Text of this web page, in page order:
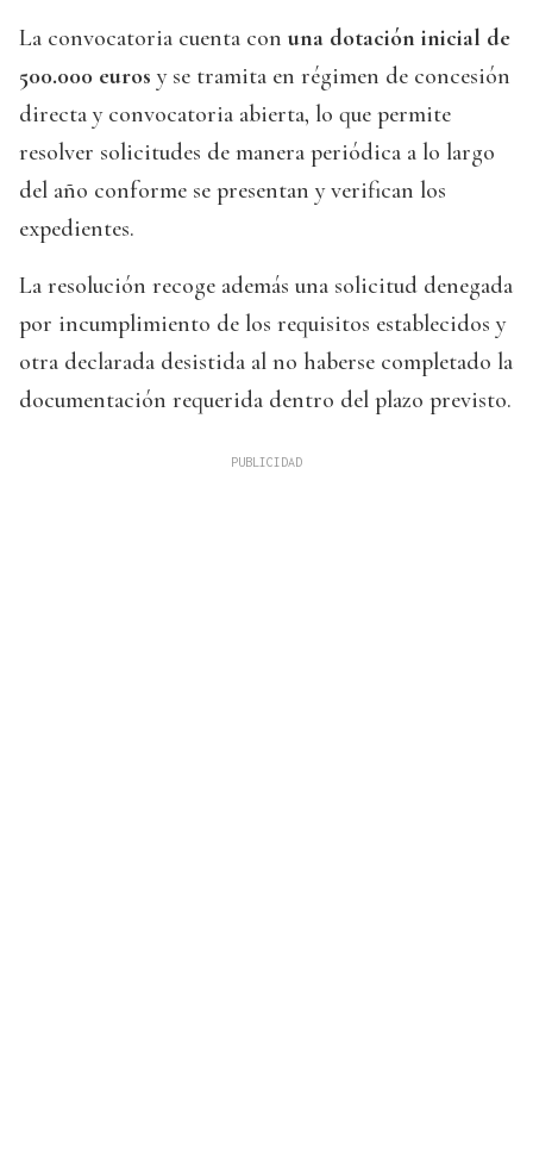
La convocatoria cuenta con una dotación inicial de
500.000 euros y se tramita en régimen de concesión
directa y convocatoria abierta, lo que permite
resolver solicitudes de manera periódica a lo largo
del año conforme se presentan y verifican los
expedientes.
La resolución recoge además una solicitud denegada
por incumplimiento de los requisitos establecidos y
otra declarada desistida al no haberse completado la
documentación requerida dentro del plazo previsto.